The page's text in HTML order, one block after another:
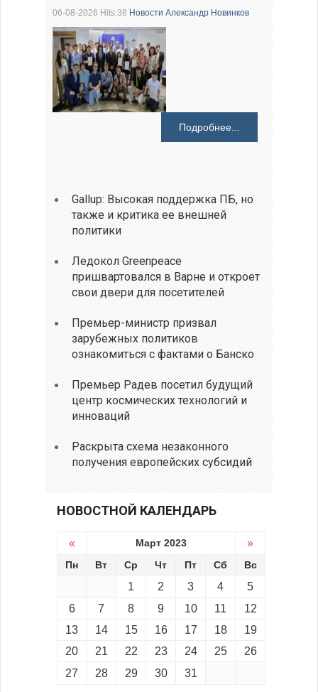
06-08-2026 Hits:38Новости Александр Новинков
Подробнее...
Gallup: Высокая поддержка ПБ, но
также и критика ее внешней
политики
Ледокол Greenpeace
пришвартовался в Варне и откроет
свои двери для посетителей
Премьер-министр призвал
зарубежных политиков
ознакомиться с фактами о Банско
Премьер Радев посетил будущий
центр космических технологий и
инноваций
Раскрыта схема незаконного
получения европейских субсидий
НОВОСТНОЙ КАЛЕНДАРЬ
« Март 2023 »
Пн Вт Ср Чт Пт Сб Вс
1 2 3 4
5
6
7 8 9 10 11
12
13
14 15 16 17 18
19
20
21 22 23 24 25
26
27
28 29 30 31